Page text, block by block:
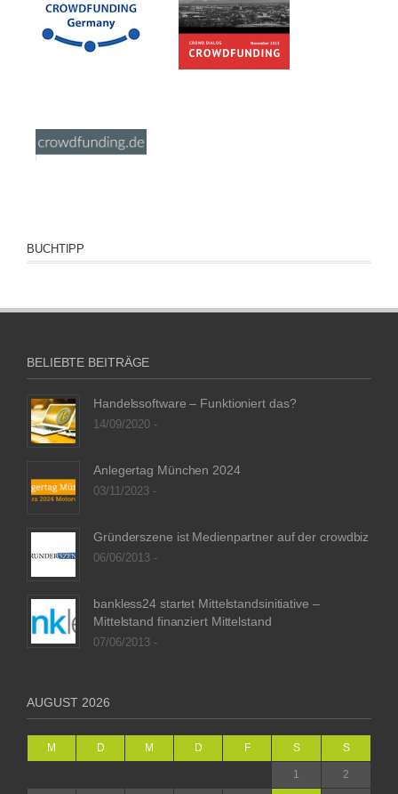
BUCHTIPP
BELIEBTE BEITRÄGE
Handelssoftware – Funktioniert das?
14/09/2020 -
Anlegertag München 2024
03/11/2023 -
Gründerszene ist Medienpartner auf der crowdbiz
06/06/2013 -
bankless24 startet Mittelstandsinitiative –
Mittelstand finanziert Mittelstand
07/06/2013 -
AUGUST 2026
M D M D F S S
1 2